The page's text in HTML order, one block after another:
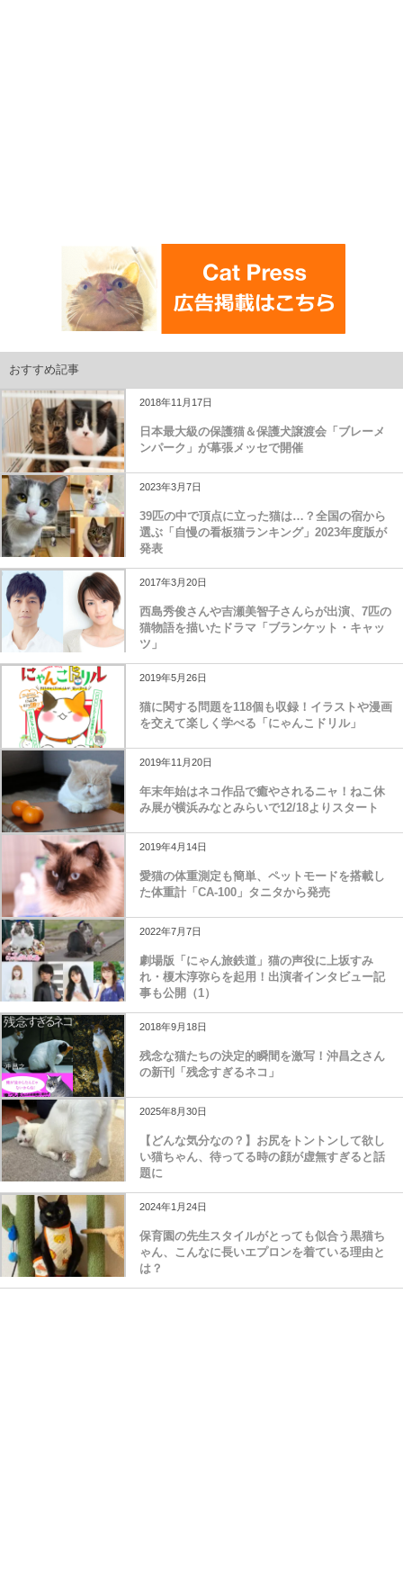
おすすめ記事
2018年11月17日
日本最大級の保護猫＆保護犬譲渡会「ブレーメ
ンパーク」が幕張メッセで開催
2023年3月7日
39匹の中で頂点に立った猫は…？全国の宿から
選ぶ「自慢の看板猫ランキング」2023年度版が
発表
2017年3月20日
西島秀俊さんや吉瀬美智子さんらが出演、7匹の
猫物語を描いたドラマ「ブランケット・キャッ
ツ」
2019年5月26日
猫に関する問題を118個も収録！イラストや漫画
を交えて楽しく学べる「にゃんこドリル」
2019年11月20日
年末年始はネコ作品で癒やされるニャ！ねこ休
み展が横浜みなとみらいで12/18よりスタート
2019年4月14日
愛猫の体重測定も簡単、ペットモードを搭載し
た体重計「CA-100」タニタから発売
2022年7月7日
劇場版「にゃん旅鉄道」猫の声役に上坂すみ
れ・榎木淳弥らを起用！出演者インタビュー記
事も公開（1）
2018年9月18日
残念な猫たちの決定的瞬間を激写！沖昌之さん
の新刊「残念すぎるネコ」
2025年8月30日
【どんな気分なの？】お尻をトントンして欲し
い猫ちゃん、待ってる時の顔が虚無すぎると話
題に
2024年1月24日
保育園の先生スタイルがとっても似合う黒猫ち
ゃん、こんなに長いエプロンを着ている理由と
は？